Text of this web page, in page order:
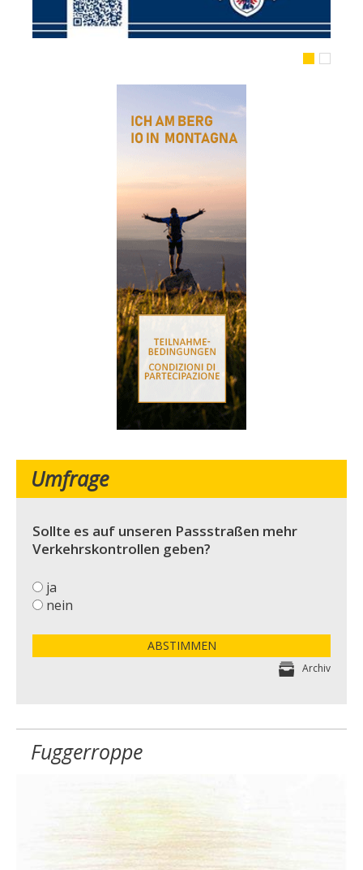
Umfrage
Sollte es auf unseren Passstraßen mehr
Verkehrskontrollen geben?
ja
nein
ABSTIMMEN
Archiv
Fuggerroppe